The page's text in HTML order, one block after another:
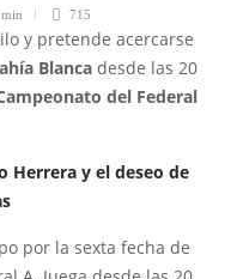
715
y pretende acercarse
Blanca desde las 20
del Federal
Herrera y el deseo de
por la sexta fecha de